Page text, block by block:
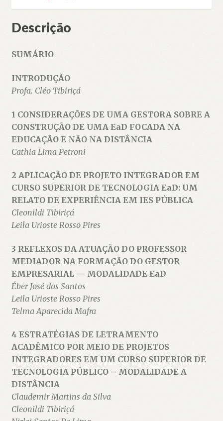
Descrição
SUMÁRIO
INTRODUÇÃO
Profa. Cléo Tibiriçá
1 CONSIDERAÇÕES DE UMA GESTORA SOBRE A
CONSTRUÇÃO DE UMA EaD FOCADA NA
EDUCAÇÃO E NÃO NA DISTÂNCIA
Cathia Lima Petroni
2 APLICAÇÃO DE PROJETO INTEGRADOR EM
CURSO SUPERIOR DE TECNOLOGIA EaD: UM
RELATO DE EXPERIÊNCIA EM IES PÚBLICA
Cleonildi Tibiriçá
Leila Urioste Rosso Pires
3 REFLEXOS DA ATUAÇÃO DO PROFESSOR
MEDIADOR NA FORMAÇÃO DO GESTOR
EMPRESARIAL — MODALIDADE EaD
Éber José dos Santos
Leila Urioste Rosso Pires
Telma Aparecida Mafra
4 ESTRATÉGIAS DE LETRAMENTO
ACADÊMICO POR MEIO DE PROJETOS
INTEGRADORES EM UM CURSO SUPERIOR DE
TECNOLOGIA PÚBLICO – MODALIDADE A
DISTÂNCIA
Claudemir Martins da Silva
Cleonildi Tibiriçá